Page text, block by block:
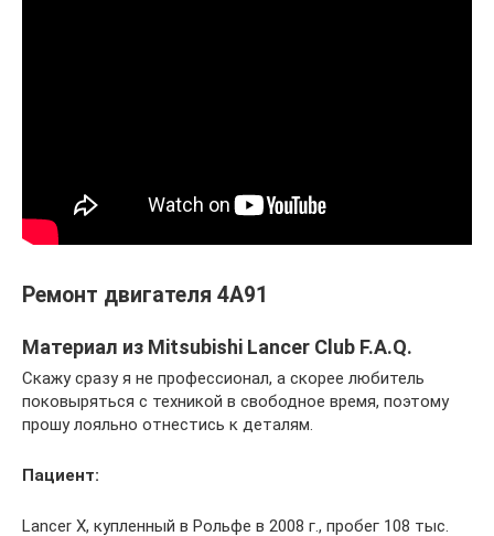
Ремонт двигателя 4A91
Материал из Mitsubishi Lancer Club F.A.Q.
Скажу сразу я не профессионал, а скорее любитель
поковыряться с техникой в свободное время, поэтому
прошу лояльно отнестись к деталям.
Пациент:
Lancer X, купленный в Рольфе в 2008 г., пробег 108 тыс.